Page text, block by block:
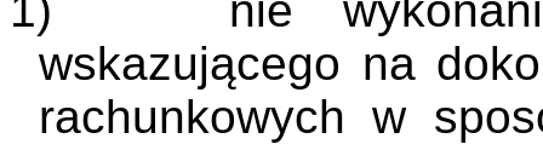
wskazującego na
rachunkowych w